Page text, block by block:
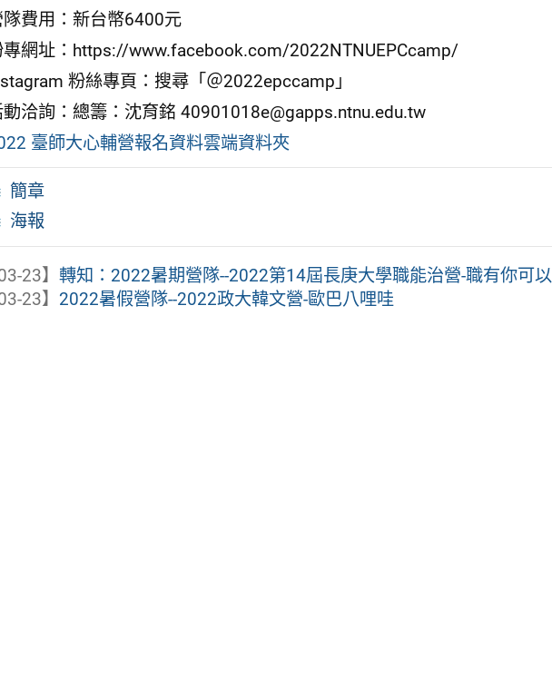
隊費用：新台幣6400元
專網址：https://www.facebook.com/2022NTNUEPCcamp/
粉絲專頁：搜尋「＠2022epccamp」
動洽詢：總籌：沈育銘 40901018e@gapps.ntnu.edu.tw
臺師大心輔營報名資料雲端資料夾
簡章
海報
23】轉知：2022暑期營隊--2022第14屆長庚大學職能治營-職有你可以
23】 2022暑假營隊--2022政大韓文營-歐巴八哩哇